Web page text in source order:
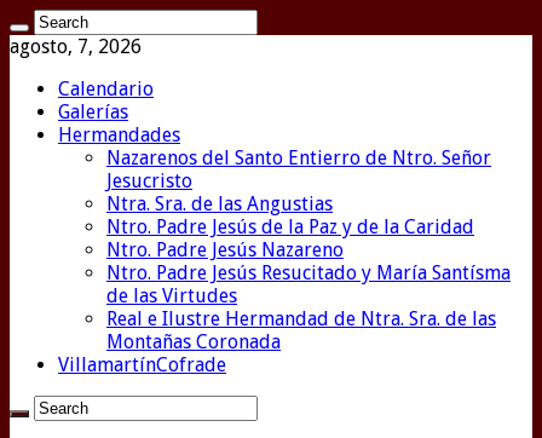
agosto, 7, 2026
Calendario
Galerías
Hermandades
Nazarenos del Santo Entierro de Ntro. Señor
Jesucristo
Ntra. Sra. de las Angustias
Ntro. Padre Jesús de la Paz y de la Caridad
Ntro. Padre Jesús Nazareno
Ntro. Padre Jesús Resucitado y María Santísma
de las Virtudes
Real e Ilustre Hermandad de Ntra. Sra. de las
Montañas Coronada
VillamartínCofrade